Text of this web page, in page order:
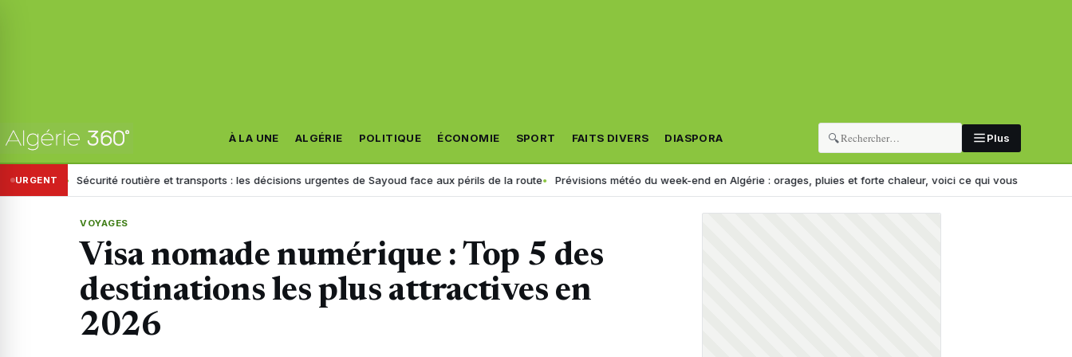
À LA UNE ALGÉRIE POLITIQUE ÉCONOMIE SPORT FAITS DIVERS DIASPORA 🔍 Plus
URGENT
Sécurité routière et transports : les décisions urgentes de Sayoud face aux périls de la route Prévisions météo du week-end en Algérie : orages, pluies et forte chaleur, voici ce qui vous attend VIDÉO
VOYAGES
Visa nomade numérique : Top 5 des
destinations les plus attractives en
2026